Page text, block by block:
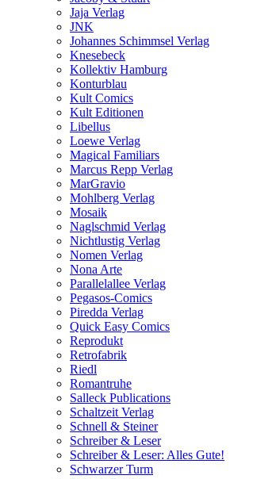
Jaja Verlag
JNK
Johannes Schimmsel Verlag
Knesebeck
Kollektiv Hamburg
Konturblau
Kult Comics
Kult Editionen
Libellus
Loewe Verlag
Magical Familiars
Marcus Repp Verlag
MarGravio
Mohlberg Verlag
Mosaik
Naglschmid Verlag
Nichtlustig Verlag
Nomen Verlag
Nona Arte
Parallelallee Verlag
Pegasos-Comics
Piredda Verlag
Quick Easy Comics
Reprodukt
Retrofabrik
Riedl
Romantruhe
Salleck Publications
Schaltzeit Verlag
Schnell & Steiner
Schreiber & Leser
Schreiber & Leser: Alles Gute!
Schwarzer Turm